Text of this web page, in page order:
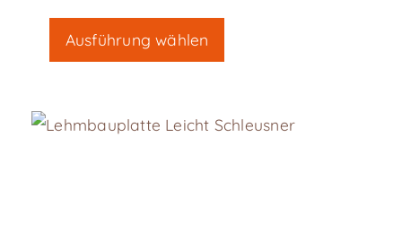
Ausführung wählen
weist
Varianten